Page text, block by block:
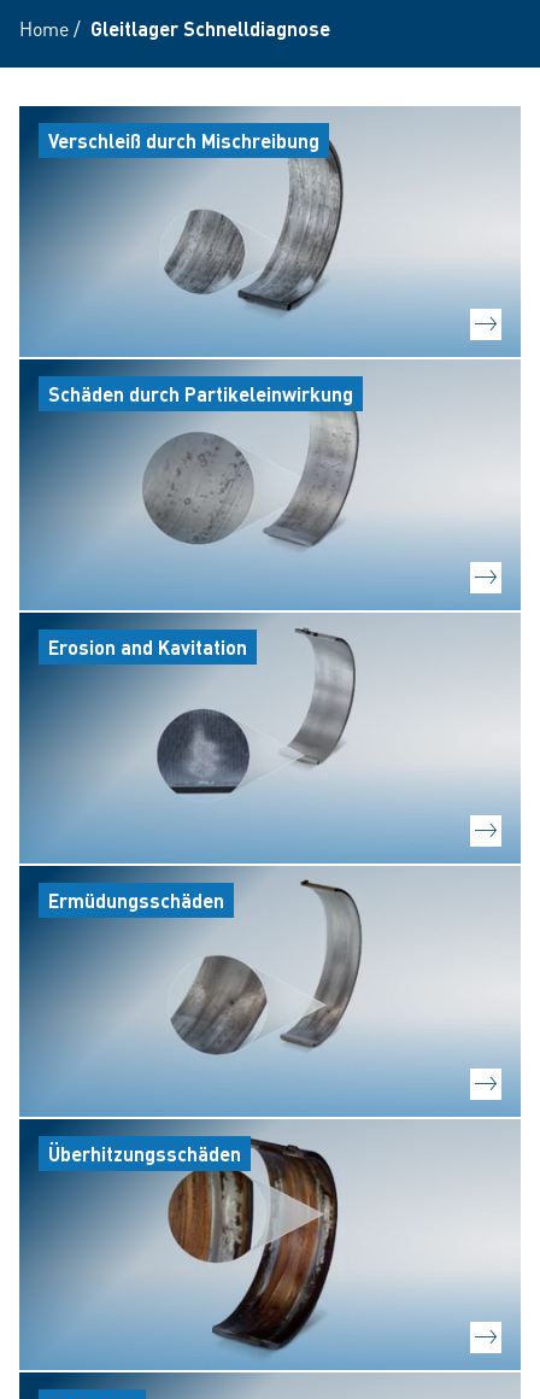
Home/ Gleitlager Schnelldiagnose
Verschleiß durch Mischreibung
Schäden durch Partikeleinwirkung
Erosion and Kavitation
Ermüdungsschäden
Überhitzungsschäden